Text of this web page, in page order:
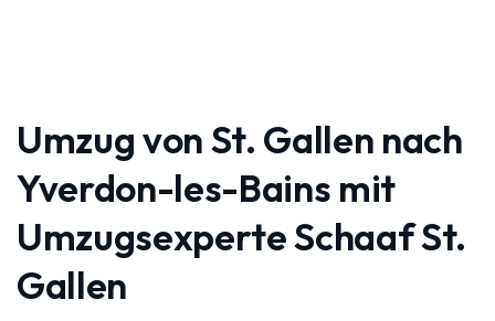
Umzug von St. Gallen nach
Yverdon-les-Bains mit
Umzugsexperte Schaaf St.
Gallen